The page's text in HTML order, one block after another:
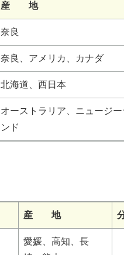
産 地
奈良
奈良、アメリカ、カナダ
北海道、西日本
オーストラリア、ニュージー
ンド
産 地
愛媛、高知、長